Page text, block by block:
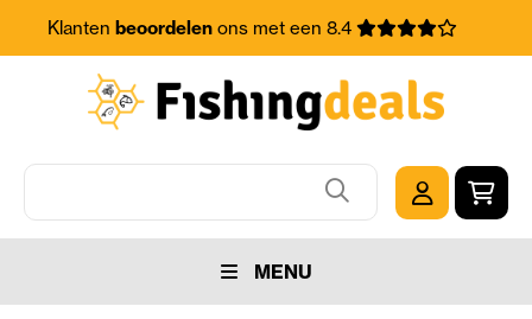
Klanten beoordelenons met een 8.4
MENU